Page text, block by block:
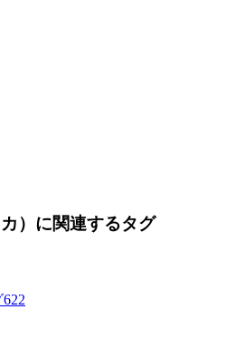
）に関連するタグ
622